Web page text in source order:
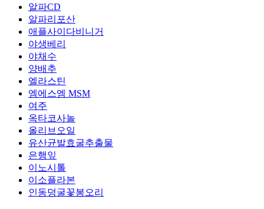
알파CD
알파리포산
애플사이다비니거
야생베리
야채수
양배추
엘라스틴
엠에스엠 MSM
여주
옥타코사놀
올리브오일
유산균발효굴추출물
은행잎
이노시톨
이소플라본
인동덩굴꽃봉오리